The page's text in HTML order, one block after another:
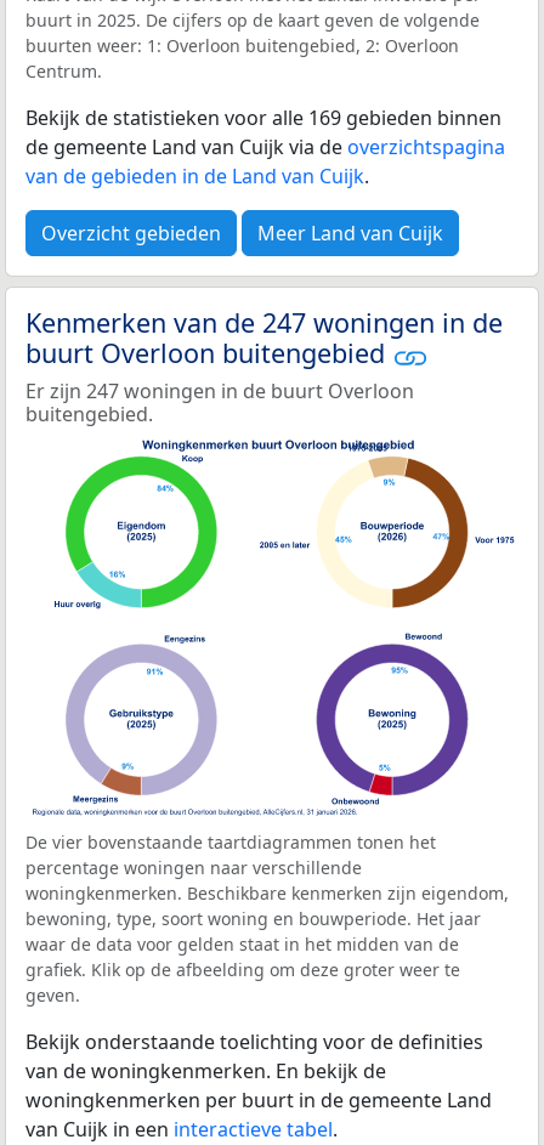
buurt in 2025. De cijfers op de kaart geven de volgende
buurten weer: 1: Overloon buitengebied, 2: Overloon
Centrum.
Bekijk de statistieken voor alle 169 gebieden binnen
de gemeente Land van Cuijk via deoverzichtspagina
van de gebieden in de Land van Cuijk.
Overzicht gebieden Meer Land van Cuijk
Kenmerken van de 247 woningen in de
buurt Overloon buitengebied
Er zijn 247 woningen in de buurt Overloon
buitengebied.
De vier bovenstaande taartdiagrammen tonen het
percentage woningen naar verschillende
woningkenmerken. Beschikbare kenmerken zijn eigendom,
bewoning, type, soort woning en bouwperiode. Het jaar
waar de data voor gelden staat in het midden van de
grafiek. Klik op de afbeelding om deze groter weer te
geven.
Bekijk onderstaande toelichting voor de definities
van de woningkenmerken. En bekijk de
woningkenmerken per buurt in de gemeente Land
van Cuijk in een interactieve tabel.